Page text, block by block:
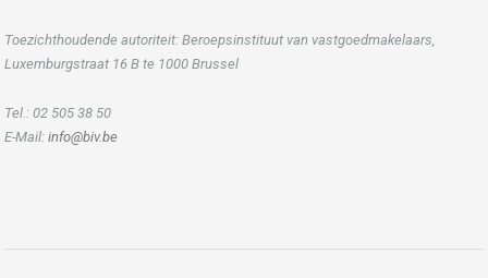
Toezichthoudende autoriteit: Beroepsinstituut van vastgoedmakelaars,
Luxemburgstraat 16 B te 1000 Brussel
Tel.: 02 505 38 50
E-Mail: info@biv.be